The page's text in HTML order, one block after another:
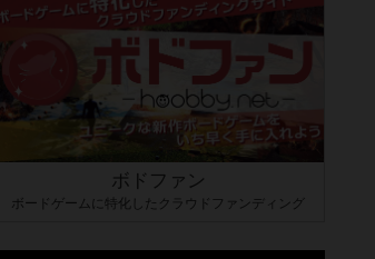
ボドファン
ボードゲームに特化したクラウドファンディング